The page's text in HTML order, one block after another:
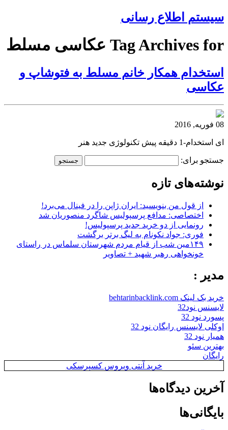
سیستم اطلاع رسانی
Tag Archives for عکاسی مسلط
استخدام همکار خانم مسلط به فتوشاپ و
عکاسی
08 فوریه, 2016
ای استخدام-1 دقیقه پیش تکنولوژی جدید هنر
جستجو برای:
نوشته‌های تازه
از قول من بنویسید: ایران ژاپن را در فینال می‌برد!
اختصاصی: مدافع پرسپولیس شاگرد منصوریان شد
رونمایی از دو خرید جدید پرسپولیس!
فوری: جواد نکونام به لیگ برتر برگشت
۱۴۹مین شب از قیام مردم شهرستان سلماس در راستای
خونخواهی رهبر شهید + تصاویر
مدیر :
خرید بک لینک behtarinbacklink.com
لایسنس نود32
پسورد نود 32
اوکلی لایسنس رایگان نود 32
همیار نود 32
بهترین سئو
رایگان
خرید آنتی ویروس کسپرسکی
آخرین دیدگاه‌ها
بایگانی‌ها